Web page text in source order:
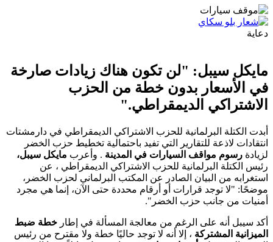
دعاية
مايكل سيبل: "لن تكون هناك زيادات صارخة
في الأسعار بدون خطة من الحزب
الاشتراكي الديمقراطي."
أبدت الكتلة البرلمانية للحزب الاشتراكي الديمقراطي في دارمشتات
انتقادات لاذعة للتقارير التي تفيد باحتمالية تخطيط حزب الخضر
لزيادة رسوم مواقف السيارات في المدينة . وأعرب مايكل سيبل،
رئيس الكتلة البرلمانية للحزب الاشتراكي الديمقراطي ، عن
استغرابه من البيان الصادر عن المكتب البرلماني لحزب الخضر،
موضحًا: "لا توجد قرارات أو أرقام محددة حتى الآن، إنما هي مجرد
أمنيات من جانب حزب الخضر".
أكد سيبل أنه على الرغم من معالجة المسألة في إطار خطة ضبط
الميزانية المشتركة ، إلا أنه لا توجد حاليًا خطة ولا مقترح من رئيس